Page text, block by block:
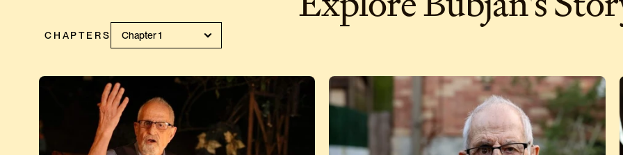
CHAPTERS